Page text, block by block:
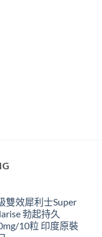
雙效犀利士Super
勃起持久
10粒 印度原裝